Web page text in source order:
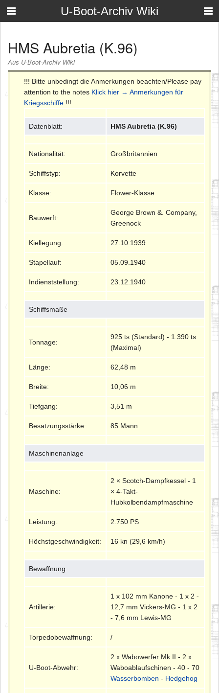
U-Boot-Archiv Wiki
HMS Aubretia (K.96)
Aus U-Boot-Archiv Wiki
!!! Bitte unbedingt die Anmerkungen beachten/Please pay
attention to the notes Klick hier → Anmerkungen für
Kriegsschiffe !!!
Datenblatt: HMS Aubretia (K.96)
Nationalität: Großbritannien
Schiffstyp: Korvette
Klasse: Flower-Klasse
Bauwerft:
George Brown &. Company,
Greenock
Kiellegung: 27.10.1939
Stapellauf: 05.09.1940
Indienststellung: 23.12.1940
Schiffsmaße
Tonnage:
925 ts (Standard) - 1.390 ts
(Maximal)
Länge: 62,48 m
Breite: 10,06 m
Tiefgang: 3,51 m
Besatzungsstärke: 85 Mann
Maschinenanlage
Maschine:
2 × Scotch-Dampfkessel - 1
× 4-Takt-
Hubkolbendampfmaschine
Leistung: 2.750 PS
Höchstgeschwindigkeit: 16 kn (29,6 km/h)
Bewaffnung
Artillerie:
1 x 102 mm Kanone - 1 x 2 -
12,7 mm Vickers-MG - 1 x 2
- 7,6 mm Lewis-MG
Torpedobewaffnung: /
U-Boot-Abwehr:
2 x Wabowerfer Mk.II - 2 x
Waboablaufschinen - 40 - 70
Wasserbomben - Hedgehog